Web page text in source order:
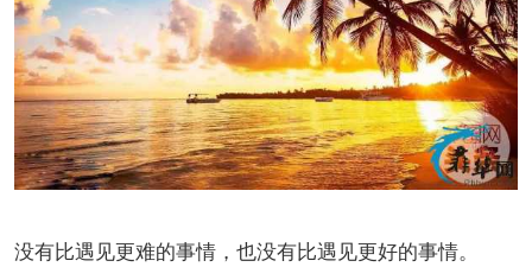
没有比遇见更难的事情，也没有比遇见更好的事情。